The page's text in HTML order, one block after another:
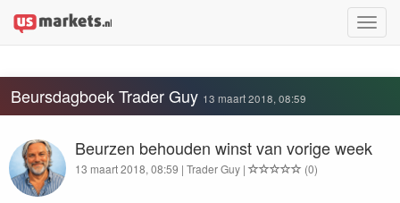
Toggle
Beursdagboek Trader Guy 13 maart 2018, 08:59
Beurzen behouden winst van vorige week
13 maart 2018, 08:59 | Trader Guy | (0)